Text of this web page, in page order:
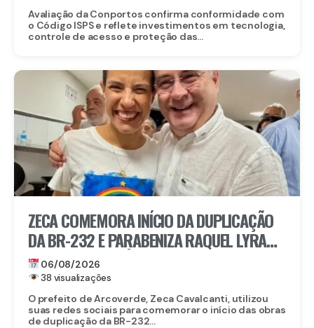
Avaliação da Conportos confirma conformidade com
o Código ISPS e reflete investimentos em tecnologia,
controle de acesso e proteção das...
ZECA COMEMORA INÍCIO DA DUPLICAÇÃO
DA BR-232 E PARABENIZA RAQUEL LYRA
POR OBRA HISTÓRICA PARA O INTERIOR
06/08/2026
38 visualizações
O prefeito de Arcoverde, Zeca Cavalcanti, utilizou
suas redes sociais para comemorar o início das obras
de duplicação da BR-232...